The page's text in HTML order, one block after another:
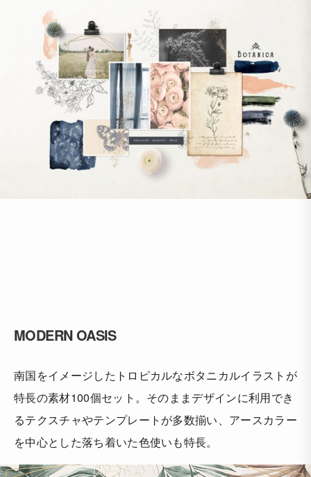
MODERN OASIS
南国をイメージしたトロピカルなボタニカルイラストが
特長の素材100個セット。そのままデザインに利用でき
るテクスチャやテンプレートが多数揃い、アースカラー
を中心とした落ち着いた色使いも特長。